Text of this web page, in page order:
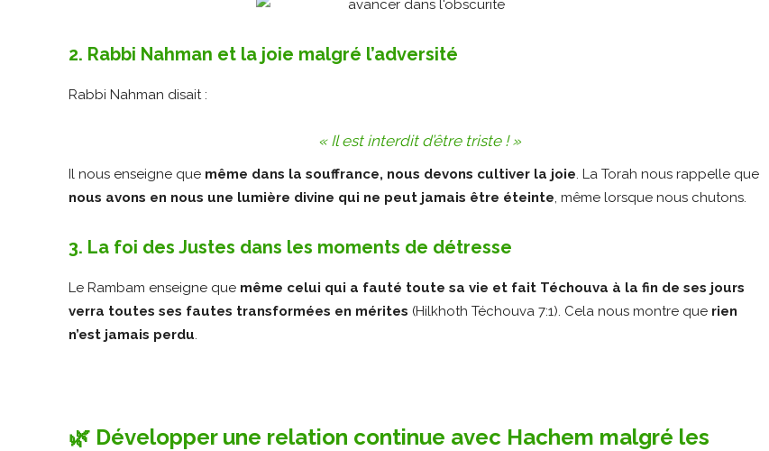
2. Rabbi Nahman et la joie malgré l’adversité
Rabbi Nahman disait :
« Il est interdit d’être triste ! »
Il nous enseigne que même dans la souffrance, nous devons cultiver la joie. La Torah nous rappelle que
nous avons en nous une lumière divine qui ne peut jamais être éteinte, même lorsque nous chutons.
3. La foi des Justes dans les moments de détresse
Le Rambam enseigne que même celui qui a fauté toute sa vie et fait Téchouva à la fin de ses jours
verra toutes ses fautes transformées en mérites (Hilkhoth Téchouva 7:1). Cela nous montre que rien
n’est jamais perdu.
🌿 Développer une relation continue avec Hachem malgré les